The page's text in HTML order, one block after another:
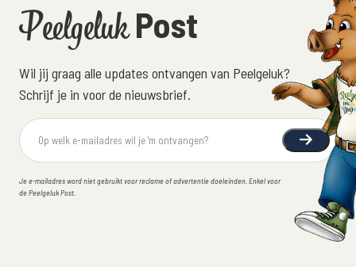
PeelgelukPost
Wil jij graag alle updates ontvangen van Peelgeluk?
Schrijf je in voor de nieuwsbrief.
Je e-mailadres word niet gebruikt voor reclame of advertentie doeleinden. Enkel voor
de Peelgeluk Post.